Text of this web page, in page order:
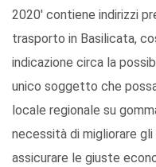
2020' contiene indirizzi
trasporto in Basilicata,
indicazione circa la
unico soggetto che
locale regionale su
necessità di migliorare
assicurare le giuste